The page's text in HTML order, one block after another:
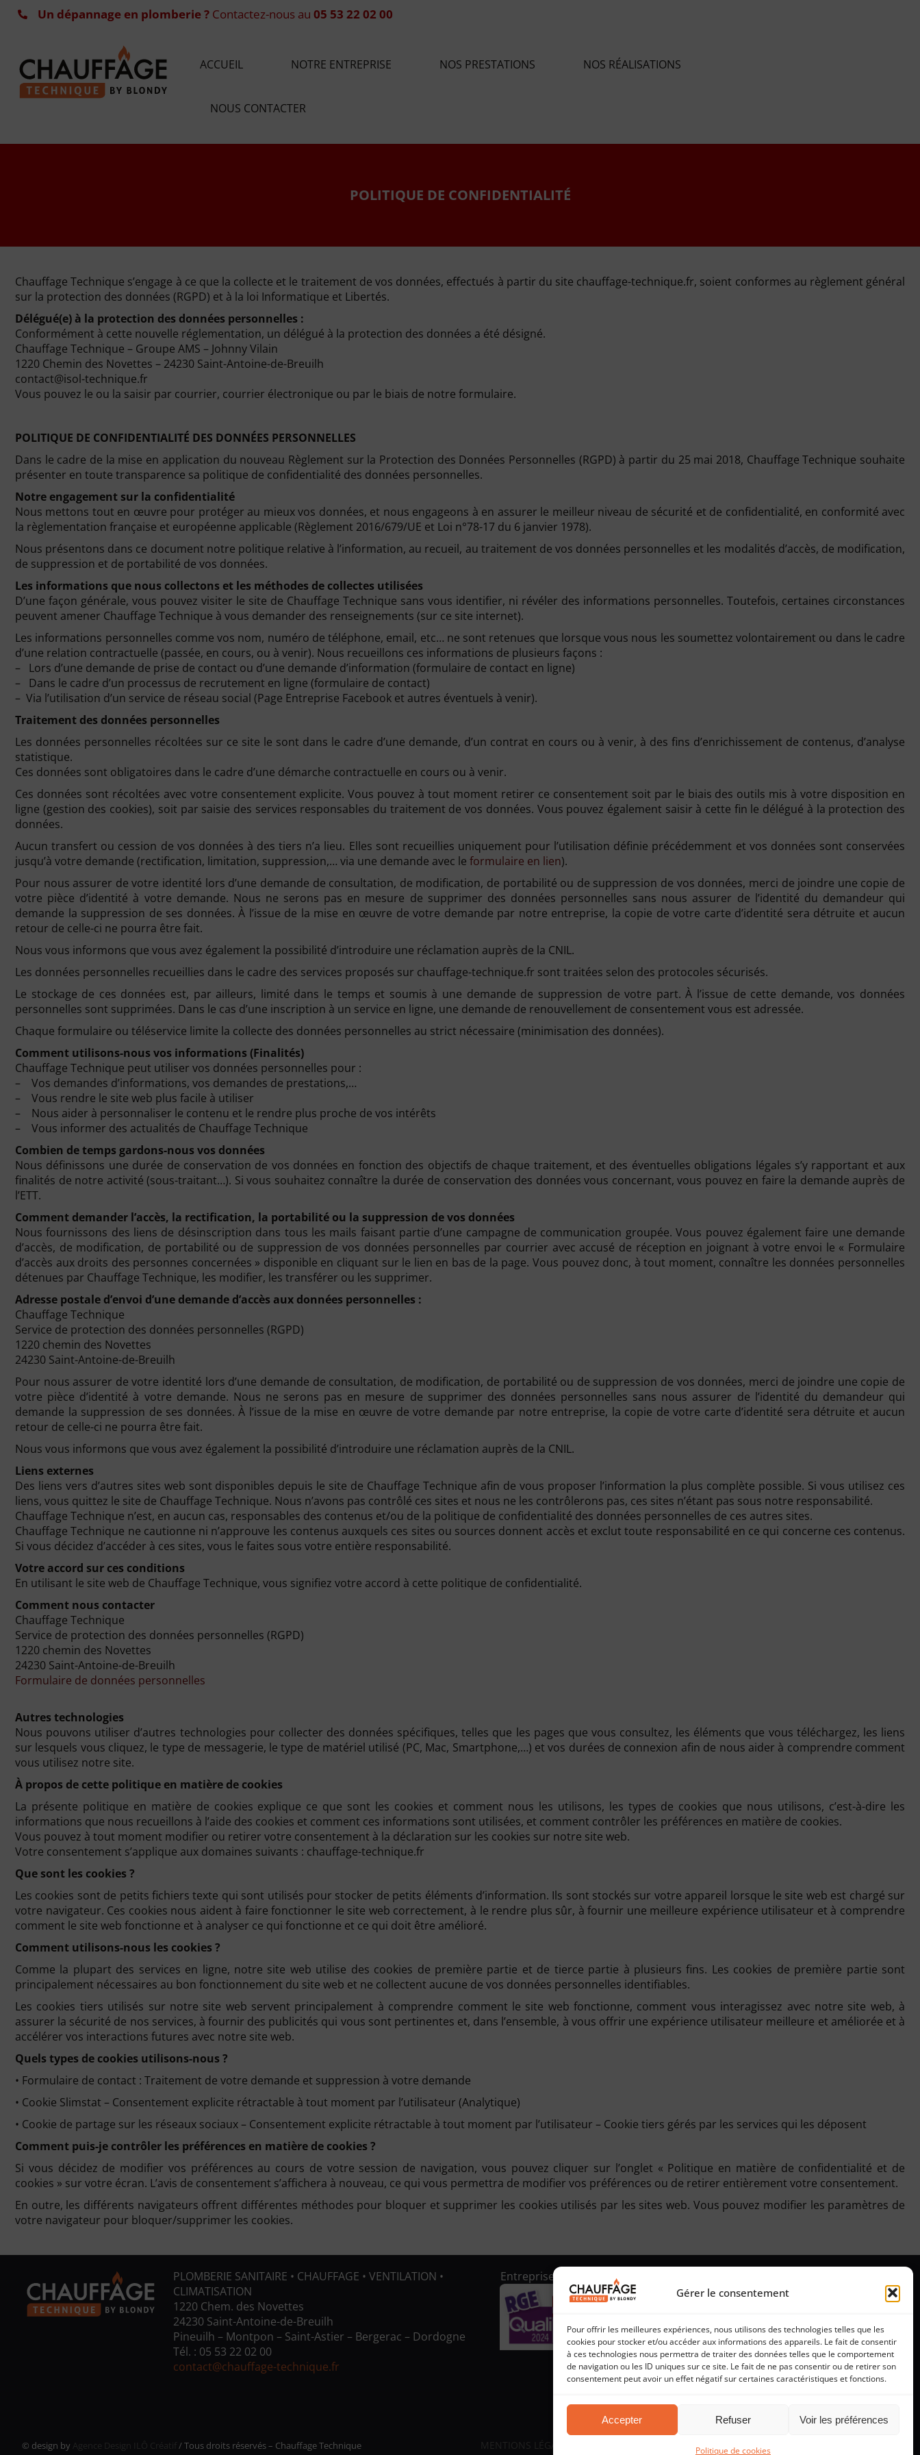
Gérer le consentement
Pour offrir les meilleures expériences, nous utilisons des technologies telles que les
cookies pour stocker et/ou accéder aux informations des appareils. Le fait de consentir
à ces technologies nous permettra de traiter des données telles que le comportement
de navigation ou les ID uniques sur ce site. Le fait de ne pas consentir ou de retirer son
consentement peut avoir un effet négatif sur certaines caractéristiques et fonctions.
Accepter Refuser Voir les préférences
Politique de cookies
Un dépannage en plomberie ? Contactez-nous au 05 53 22 02 00
ACCUEIL NOTRE ENTREPRISE NOS PRESTATIONS NOS RÉALISATIONS
NOUS CONTACTER
POLITIQUE DE CONFIDENTIALITÉ
Chauffage Technique s’engage à ce que la collecte et le traitement de vos données, effectués à partir du site chauffage-technique.fr, soient conformes au règlement général
sur la protection des données (RGPD) et à la loi Informatique et Libertés.
Délégué(e) à la protection des données personnelles :
Conformément à cette nouvelle réglementation, un délégué à la protection des données a été désigné.
Chauffage Technique – Groupe AMS – Johnny Vilain
1220 Chemin des Novettes – 24230 Saint-Antoine-de-Breuilh
contact@isol-technique.fr
Vous pouvez le ou la saisir par courrier, courrier électronique ou par le biais de notre formulaire.
POLITIQUE DE CONFIDENTIALITÉ DES DONNÉES PERSONNELLES
Dans le cadre de la mise en application du nouveau Règlement sur la Protection des Données Personnelles (RGPD) à partir du 25 mai 2018, Chauffage Technique souhaite
présenter en toute transparence sa politique de confidentialité des données personnelles.
Notre engagement sur la confidentialité
Nous mettons tout en œuvre pour protéger au mieux vos données, et nous engageons à en assurer le meilleur niveau de sécurité et de confidentialité, en conformité avec
la règlementation française et européenne applicable (Règlement 2016/679/UE et Loi n°78-17 du 6 janvier 1978).
Nous présentons dans ce document notre politique relative à l’information, au recueil, au traitement de vos données personnelles et les modalités d’accès, de modification,
de suppression et de portabilité de vos données.
Les informations que nous collectons et les méthodes de collectes utilisées
D’une façon générale, vous pouvez visiter le site de Chauffage Technique sans vous identifier, ni révéler des informations personnelles. Toutefois, certaines circonstances
peuvent amener Chauffage Technique à vous demander des renseignements (sur ce site internet).
Les informations personnelles comme vos nom, numéro de téléphone, email, etc… ne sont retenues que lorsque vous nous les soumettez volontairement ou dans le cadre
d’une relation contractuelle (passée, en cours, ou à venir). Nous recueillons ces informations de plusieurs façons :
– Lors d’une demande de prise de contact ou d’une demande d’information (formulaire de contact en ligne)
– Dans le cadre d’un processus de recrutement en ligne (formulaire de contact)
– Via l’utilisation d’un service de réseau social (Page Entreprise Facebook et autres éventuels à venir).
Traitement des données personnelles
Les données personnelles récoltées sur ce site le sont dans le cadre d’une demande, d’un contrat en cours ou à venir, à des fins d’enrichissement de contenus, d’analyse
statistique.
Ces données sont obligatoires dans le cadre d’une démarche contractuelle en cours ou à venir.
Ces données sont récoltées avec votre consentement explicite. Vous pouvez à tout moment retirer ce consentement soit par le biais des outils mis à votre disposition en
ligne (gestion des cookies), soit par saisie des services responsables du traitement de vos données. Vous pouvez également saisir à cette fin le délégué à la protection des
données.
Aucun transfert ou cession de vos données à des tiers n’a lieu. Elles sont recueillies uniquement pour l’utilisation définie précédemment et vos données sont conservées
jusqu’à votre demande (rectification, limitation, suppression,… via une demande avec le formulaire en lien).
Pour nous assurer de votre identité lors d’une demande de consultation, de modification, de portabilité ou de suppression de vos données, merci de joindre une copie de
votre pièce d’identité à votre demande. Nous ne serons pas en mesure de supprimer des données personnelles sans nous assurer de l’identité du demandeur qui
demande la suppression de ses données. À l’issue de la mise en œuvre de votre demande par notre entreprise, la copie de votre carte d’identité sera détruite et aucun
retour de celle-ci ne pourra être fait.
Nous vous informons que vous avez également la possibilité d’introduire une réclamation auprès de la CNIL.
Les données personnelles recueillies dans le cadre des services proposés sur chauffage-technique.fr sont traitées selon des protocoles sécurisés.
Le stockage de ces données est, par ailleurs, limité dans le temps et soumis à une demande de suppression de votre part. À l’issue de cette demande, vos données
personnelles sont supprimées. Dans le cas d’une inscription à un service en ligne, une demande de renouvellement de consentement vous est adressée.
Chaque formulaire ou téléservice limite la collecte des données personnelles au strict nécessaire (minimisation des données).
Comment utilisons-nous vos informations (Finalités)
Chauffage Technique peut utiliser vos données personnelles pour :
– Vos demandes d’informations, vos demandes de prestations,…
– Vous rendre le site web plus facile à utiliser
– Nous aider à personnaliser le contenu et le rendre plus proche de vos intérêts
– Vous informer des actualités de Chauffage Technique
Combien de temps gardons-nous vos données
Nous définissons une durée de conservation de vos données en fonction des objectifs de chaque traitement, et des éventuelles obligations légales s’y rapportant et aux
finalités de notre activité (sous-traitant…). Si vous souhaitez connaître la durée de conservation des données vous concernant, vous pouvez en faire la demande auprès de
l’ETT.
Comment demander l’accès, la rectification, la portabilité ou la suppression de vos données
Nous fournissons des liens de désinscription dans tous les mails faisant partie d’une campagne de communication groupée. Vous pouvez également faire une demande
d’accès, de modification, de portabilité ou de suppression de vos données personnelles par courrier avec accusé de réception en joignant à votre envoi le « Formulaire
d’accès aux droits des personnes concernées » disponible en cliquant sur le lien en bas de la page. Vous pouvez donc, à tout moment, connaître les données personnelles
détenues par Chauffage Technique, les modifier, les transférer ou les supprimer.
Adresse postale d’envoi d’une demande d’accès aux données personnelles :
Chauffage Technique
Service de protection des données personnelles (RGPD)
1220 chemin des Novettes
24230 Saint-Antoine-de-Breuilh
Pour nous assurer de votre identité lors d’une demande de consultation, de modification, de portabilité ou de suppression de vos données, merci de joindre une copie de
votre pièce d’identité à votre demande. Nous ne serons pas en mesure de supprimer des données personnelles sans nous assurer de l’identité du demandeur qui
demande la suppression de ses données. À l’issue de la mise en œuvre de votre demande par notre entreprise, la copie de votre carte d’identité sera détruite et aucun
retour de celle-ci ne pourra être fait.
Nous vous informons que vous avez également la possibilité d’introduire une réclamation auprès de la CNIL.
Liens externes
Des liens vers d’autres sites web sont disponibles depuis le site de Chauffage Technique afin de vous proposer l’information la plus complète possible. Si vous utilisez ces
liens, vous quittez le site de Chauffage Technique. Nous n’avons pas contrôlé ces sites et nous ne les contrôlerons pas, ces sites n’étant pas sous notre responsabilité.
Chauffage Technique n’est, en aucun cas, responsables des contenus et/ou de la politique de confidentialité des données personnelles de ces autres sites.
Chauffage Technique ne cautionne ni n’approuve les contenus auxquels ces sites ou sources donnent accès et exclut toute responsabilité en ce qui concerne ces contenus.
Si vous décidez d’accéder à ces sites, vous le faites sous votre entière responsabilité.
Votre accord sur ces conditions
En utilisant le site web de Chauffage Technique, vous signifiez votre accord à cette politique de confidentialité.
Comment nous contacter
Chauffage Technique
Service de protection des données personnelles (RGPD)
1220 chemin des Novettes
24230 Saint-Antoine-de-Breuilh
Formulaire de données personnelles
Autres technologies
Nous pouvons utiliser d’autres technologies pour collecter des données spécifiques, telles que les pages que vous consultez, les éléments que vous téléchargez, les liens
sur lesquels vous cliquez, le type de messagerie, le type de matériel utilisé (PC, Mac, Smartphone,…) et vos durées de connexion afin de nous aider à comprendre comment
vous utilisez notre site.
À propos de cette politique en matière de cookies
La présente politique en matière de cookies explique ce que sont les cookies et comment nous les utilisons, les types de cookies que nous utilisons, c’est-à-dire les
informations que nous recueillons à l’aide des cookies et comment ces informations sont utilisées, et comment contrôler les préférences en matière de cookies.
Vous pouvez à tout moment modifier ou retirer votre consentement à la déclaration sur les cookies sur notre site web.
Votre consentement s’applique aux domaines suivants : chauffage-technique.fr
Que sont les cookies ?
Les cookies sont de petits fichiers texte qui sont utilisés pour stocker de petits éléments d’information. Ils sont stockés sur votre appareil lorsque le site web est chargé sur
votre navigateur. Ces cookies nous aident à faire fonctionner le site web correctement, à le rendre plus sûr, à fournir une meilleure expérience utilisateur et à comprendre
comment le site web fonctionne et à analyser ce qui fonctionne et ce qui doit être amélioré.
Comment utilisons-nous les cookies ?
Comme la plupart des services en ligne, notre site web utilise des cookies de première partie et de tierce partie à plusieurs fins. Les cookies de première partie sont
principalement nécessaires au bon fonctionnement du site web et ne collectent aucune de vos données personnelles identifiables.
Les cookies tiers utilisés sur notre site web servent principalement à comprendre comment le site web fonctionne, comment vous interagissez avec notre site web, à
assurer la sécurité de nos services, à fournir des publicités qui vous sont pertinentes et, dans l’ensemble, à vous offrir une expérience utilisateur meilleure et améliorée et à
accélérer vos interactions futures avec notre site web.
Quels types de cookies utilisons-nous ?
• Formulaire de contact : Traitement de votre demande et suppression à votre demande
• Cookie Slimstat – Consentement explicite rétractable à tout moment par l’utilisateur (Analytique)
• Cookie de partage sur les réseaux sociaux – Consentement explicite rétractable à tout moment par l’utilisateur – Cookie tiers gérés par les services qui les déposent
Comment puis-je contrôler les préférences en matière de cookies ?
Si vous décidez de modifier vos préférences au cours de votre session de navigation, vous pouvez cliquer sur l’onglet « Politique en matière de confidentialité et de
cookies » sur votre écran. L’avis de consentement s’affichera à nouveau, ce qui vous permettra de modifier vos préférences ou de retirer entièrement votre consentement.
En outre, les différents navigateurs offrent différentes méthodes pour bloquer et supprimer les cookies utilisés par les sites web. Vous pouvez modifier les paramètres de
votre navigateur pour bloquer/supprimer les cookies.
PLOMBERIE SANITAIRE • CHAUFFAGE • VENTILATION •
CLIMATISATION
1220 Chem. des Novettes
24230 Saint-Antoine-de-Breuilh
Pineuilh – Montpon – Saint-Astier – Bergerac – Dordogne
Tél. : 05 53 22 02 00
contact@chauffage-technique.fr
Entreprise certifiée
© design by Agence Design ILÔ Créatif / Tous droits réservés – Chauffage Technique MENTIONS LÉGALES POLITIQUE DE CONFIDENTIALITÉ